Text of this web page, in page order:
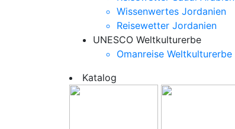
Wissenwertes Jordanien
Reisewetter Jordanien
UNESCO Weltkulturerbe
Omanreise Weltkulturerbe
Katalog